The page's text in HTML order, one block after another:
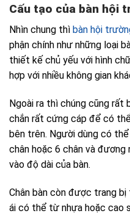
Cấu tạo của bàn hội
Nhìn chung thì bàn hội
phận chính như những loại
thiết kế chủ yếu với hình
hợp với nhiều không gian
Ngoài ra thì chúng cũng
chắn rất cứng cáp để có
bên trên. Người dùng có
chân hoặc 6 chân và
vào độ dài của bàn.
Chân bàn còn được trang
ái có thể từ nhựa hoặc cao